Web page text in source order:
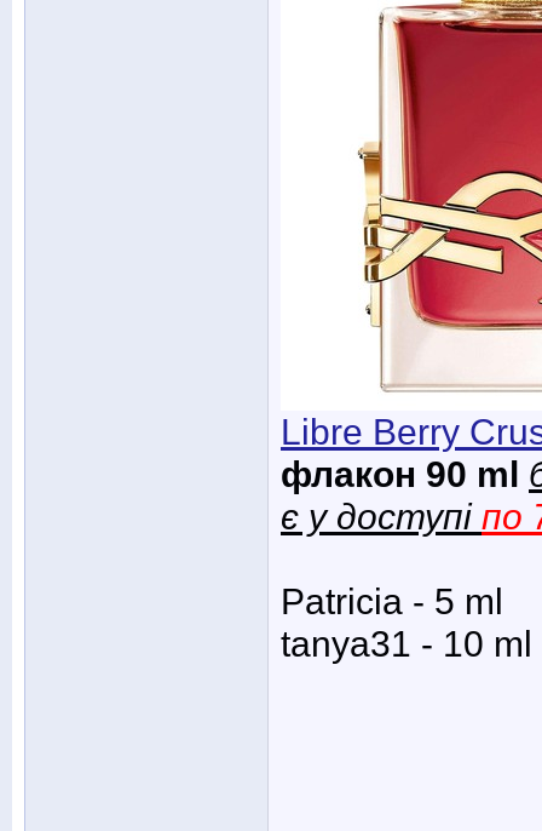
Libre Berry
флакон 90 ml
є у доступі по
Patricia - 5 ml
tanya31 - 10 ml